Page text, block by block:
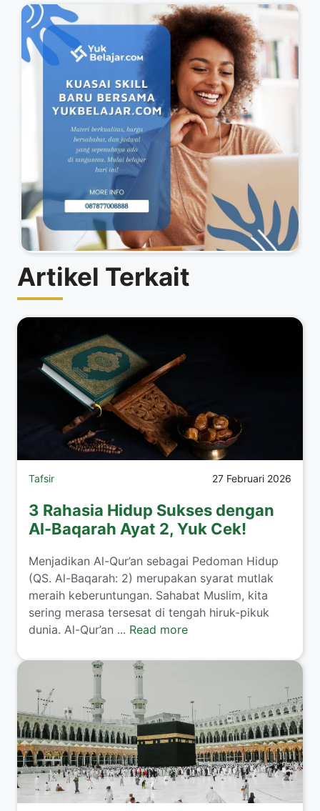
Artikel Terkait
Tafsir 27 Februari 2026
3 Rahasia Hidup Sukses dengan
Al-Baqarah Ayat 2, Yuk Cek!
Menjadikan Al-Qur’an sebagai Pedoman Hidup
(QS. Al-Baqarah: 2) merupakan syarat mutlak
meraih keberuntungan. Sahabat Muslim, kita
sering merasa tersesat di tengah hiruk-pikuk
dunia. Al-Qur’an ... Read more